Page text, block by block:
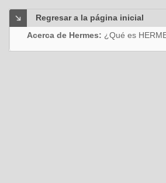
Regresar a la página inicial
Acerca de Hermes: ¿Qué es